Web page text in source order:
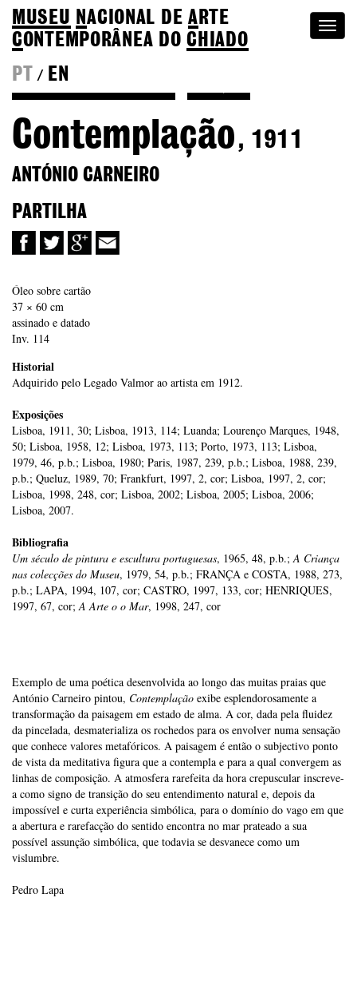
MUSEU NACIONAL DEA RTE
CONTEMPORÂNEA DOCHIADO
PT
/ EN
Contemplação , 1911
ANTÓNIO CARNEIRO
PARTILHA
Óleo sobre cartão
37 × 60 cm
assinado e datado
Inv. 114
Historial
Adquirido pelo Legado Valmor ao artista em 1912.
Exposições
Lisboa, 1911, 30; Lisboa, 1913, 114; Luanda; Lourenço Marques, 1948,
50; Lisboa, 1958, 12; Lisboa, 1973, 113; Porto, 1973, 113; Lisboa,
1979, 46, p.b.; Lisboa, 1980; Paris, 1987, 239, p.b.; Lisboa, 1988, 239,
p.b.; Queluz, 1989, 70; Frankfurt, 1997, 2, cor; Lisboa, 1997, 2, cor;
Lisboa, 1998, 248, cor; Lisboa, 2002; Lisboa, 2005; Lisboa, 2006;
Lisboa, 2007.
Bibliografia
Um século de pintura e escultura portuguesas, 1965, 48, p.b.;A Criança
nas colecções do Museu, 1979, 54, p.b.; FRANÇA e COSTA, 1988, 273,
p.b.; LAPA, 1994, 107, cor; CASTRO, 1997, 133, cor; HENRIQUES,
1997, 67, cor; A Arte o o Mar, 1998, 247, cor
Exemplo de uma poética desenvolvida ao longo das muitas praias que
António Carneiro pintou, Contemplação exibe esplendorosamente a
transformação da paisagem em estado de alma. A cor, dada pela fluidez
da pincelada, desmaterializa os rochedos para os envolver numa sensação
que conhece valores metafóricos. A paisagem é então o subjectivo ponto
de vista da meditativa figura que a contempla e para a qual convergem as
linhas de composição. A atmosfera rarefeita da hora crepuscular inscreve-
a como signo de transição do seu entendimento natural e, depois da
impossível e curta experiência simbólica, para o domínio do vago em que
a abertura e rarefacção do sentido encontra no mar prateado a sua
possível assunção simbólica, que todavia se desvanece como um
vislumbre.
Pedro Lapa